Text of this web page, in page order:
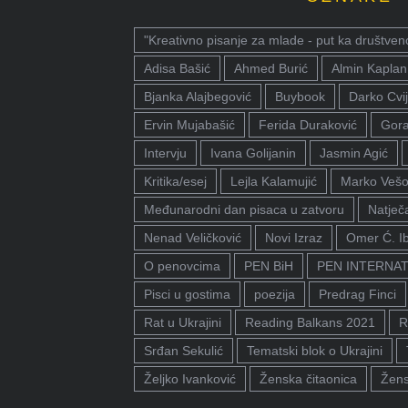
"Kreativno pisanje za mlade - put ka
Adisa Bašić
Ahmed Burić Almin Kaplan
Bjanka Alajbegović
Buybook Darko
Ervin Mujabašić
Ferida Duraković
Intervju
Ivana Golijanin Jasmin Agić
Kritika/esej
Lejla Kalamujić Marko
Međunarodni dan pisaca u zatvoru
Nenad Veličković
Novi Izraz
Omer Ć.
O penovcima
PEN BiH
PEN
Pisci u gostima
poezija Predrag Finci
Rat u Ukrajini
Reading Balkans 2021
Srđan Sekulić
Tematski blok o Ukrajini
Željko Ivanković
Ženska čitaonica